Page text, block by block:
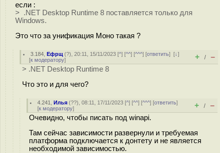
если :
> .NET Desktop Runtime 8 поставляется только для
Windows.
Это что за унификация Моно такая ?
3.184 ,Ефрщ (?), 20:11, 15/11/2023 [^] [^^] [^^^] [ответить][↓]
[к модератору] + / –
> .NET Desktop Runtime 8
Что это и для чего?
4.241 ,Илья (??), 08:11, 17/11/2023 [^] [^^] [^^^] [ответить]
[к модератору] + / –
Очевидно, чтобы писать под winapi.
Там сейчас зависимости развернули и требуемая
платформа подключается к донтету и не является
необходимой зависимостью.